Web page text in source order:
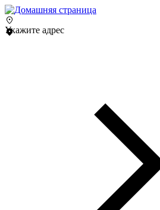
Укажите адрес